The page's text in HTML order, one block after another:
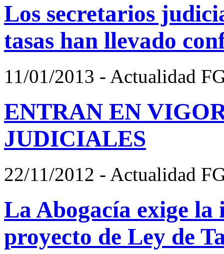
Los secretarios
tasas han llevado
11/01/2013 - Actualidad
ENTRAN EN
JUDICIALES
22/11/2012 - Actualidad
La Abogacía exige
proyecto de Ley de